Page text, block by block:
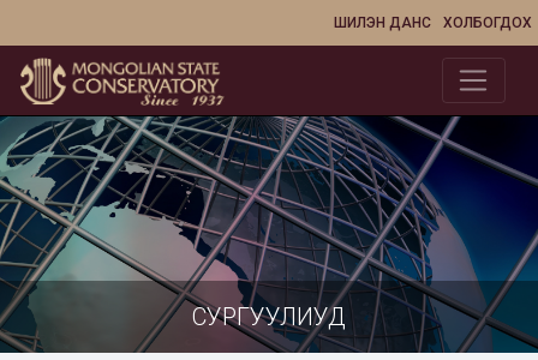
ХОЛБОГДОХ
ШИЛЭН ДАНС
СУРГУУЛИУД